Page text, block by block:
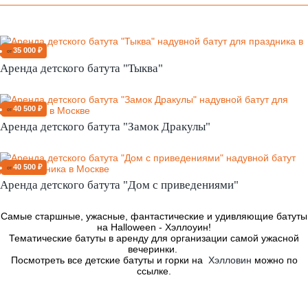
от 35 000 ₽
Аренда детского батута "Тыква"
от 40 500 ₽
Аренда детского батута "Замок Дракулы"
от 40 500 ₽
Аренда детского батута "Дом с приведениями"
Самые старшные, ужасные, фантастические и удивляющие батуты
на Halloween - Хэллоуин!
Тематические батуты в аренду для организации самой ужасной
вечеринки
Посмотреть все детские батуты и горки на Хэлловин можно по
ссылке.